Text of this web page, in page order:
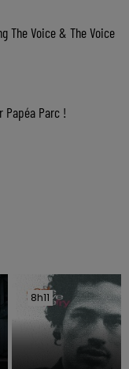
The Voice & The Voice
Papéa Parc !
8h11
8h11